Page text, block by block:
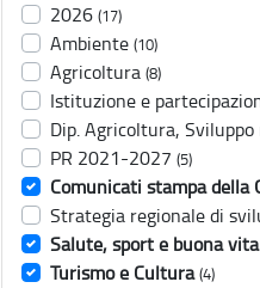
2026 (17)
Ambiente (10)
Agricoltura (8)
Istituzione e
Dip. Agricoltura,
PR 2021-2027 (5)
Comunicati stampa della
Strategia regionale di
Salute, sport e buona vita
Turismo e Cultura (4)